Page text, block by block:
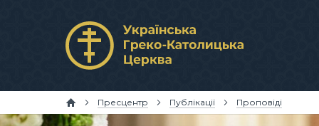
Пресцентр Публікації Проповіді